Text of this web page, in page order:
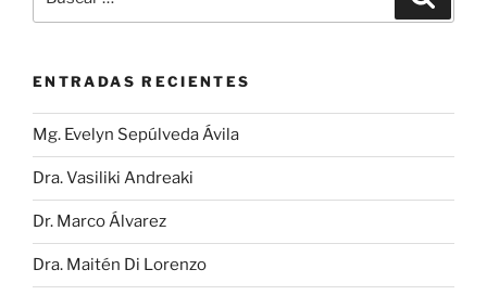
ENTRADAS RECIENTES
Mg. Evelyn Sepúlveda Ávila
Dra. Vasiliki Andreaki
Dr. Marco Álvarez
Dra. Maitén Di Lorenzo